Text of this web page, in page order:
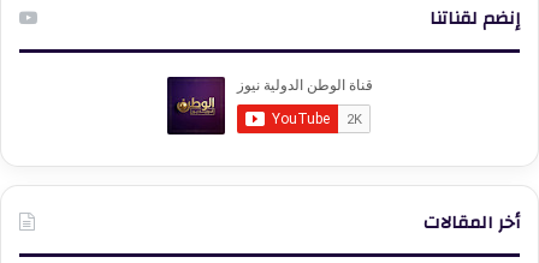
إنضم لقناتنا
أخر المقالات